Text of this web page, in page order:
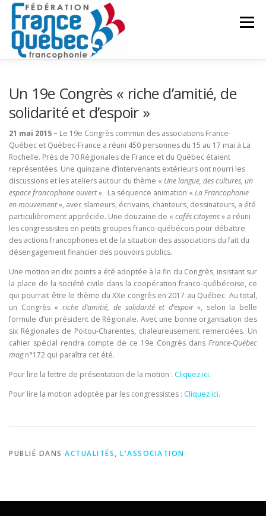
Aller
contenu
Menu
INTRANET
Un 19e Congrès « riche d’amitié, de
solidarité et d’espoir »
21 mai 2015 – Le 19e Congrès commun des associations France-
Québec et Québec-France a réuni 450 personnes du 15 au 17 mai à La
Rochelle. Près de 70 Régionales de France et du Québec étaient
représentées. Une quinzaine d’intervenants extérieurs ont nourri les
discussions et les ateliers autour du thème « Une langue, des cultures, un
espace francophone ouvert». La séquence animation « La Francophonie
en mouvement», avec slameurs, écrivains, chanteurs, dessinateurs, a été
particulièrement appréciée. Une douzaine de « cafés citoyens» a réuni
les congressistes en petits groupes franco-québécois pour débattre
des actions francophones et de la situation des associations du fait du
désengagement financier des pouvoirs publics.
Une motion en dix points a été adoptée à la fin du Congrès, insistant sur
la place de la société civile dans la coopération franco-québécoise, ce
qui pourrait être le thème du XXe congrès en 2017 au Québec. Au total,
un Congrès « riche d’amitié, de solidarité et d’espoir», selon la belle
formule d’un président de Régionale. Avec une bonne organisation des
six Régionales de Poitou-Charentes, chaleureusement remerciées. Un
cahier spécial rendra compte de ce 19e Congrès dans France-Québec
magn°172 qui paraîtra cet été.
Pour lire la lettre de présentation de la motion : Cliquez ici.
Pour lire la motion adoptée par les congressistes : Cliquez ici.
PUBLIÉ DANS ACTUALITÉS, L'ASSOCIATION